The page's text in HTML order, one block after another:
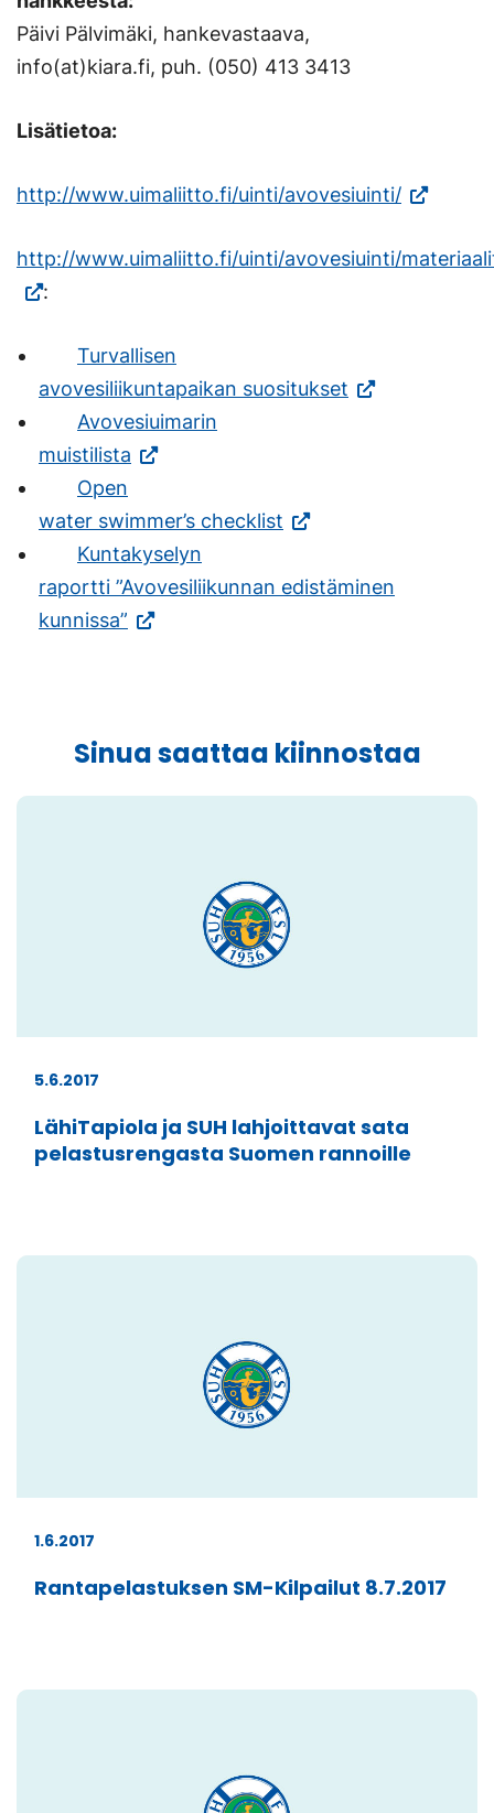
Päivi Pälvimäki, hankevastaava,
info(at)kiara.fi, puh. (050) 413 3413
Lisätietoa:
http://www.uimaliitto.fi/uinti/avovesiuinti/(Vieraile
sivustolla.
http://www.uimaliitto.fi/uinti/avovesiuinti/
(Vieraile
sivustolla.
Linkki
avautuu
uuteen
välilehteen.)
:
Turvallisen
avovesiliikuntapaikan suositukset
Avovesiuimarin
muistilista
Open
water swimmer’s checklist
Kuntakyselyn
raportti ”Avovesiliikunnan edistäminen
kunnissa”
Sinua saattaa kiinnostaa
5.6.2017
LähiTapiola ja SUH lahjoittavat sata
pelastusrengasta Suomen rannoille
1.6.2017
Rantapelastuksen SM-Kilpailut 8.7.2017